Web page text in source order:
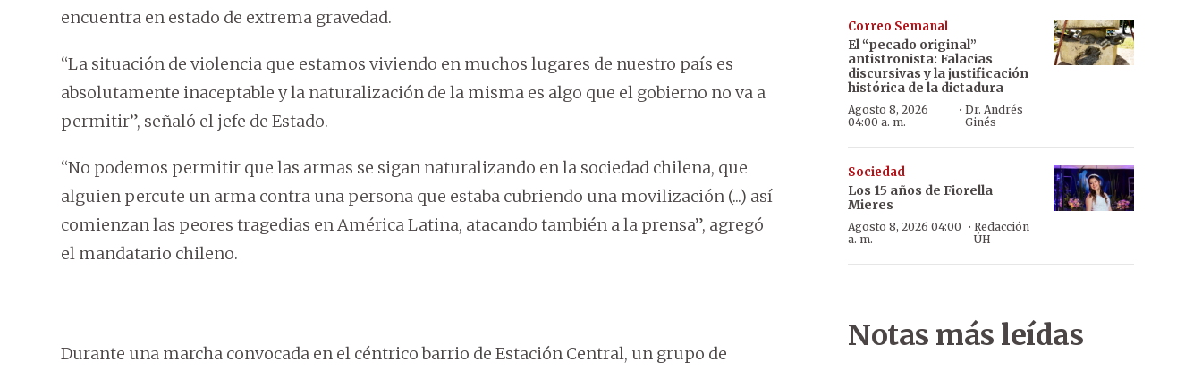
encuentra en estado de extrema gravedad.
“La situación de violencia que estamos viviendo en muchos lugares de nuestro país es
absolutamente inaceptable y la naturalización de la misma es algo que el gobierno no va a
permitir”, señaló el jefe de Estado.
“No podemos permitir que las armas se sigan naturalizando en la sociedad chilena, que
alguien percute un arma contra una persona que estaba cubriendo una movilización (...) así
comienzan las peores tragedias en América Latina, atacando también a la prensa”, agregó
el mandatario chileno.
Durante una marcha convocada en el céntrico barrio de Estación Central, un grupo de
Correo Semanal
El “pecado original”
antistronista: Falacias
discursivas y la justificación
histórica de la dictadura
Agosto 8, 2026
04:00 a. m.
·Dr. Andrés
Ginés
Sociedad
Los 15 años de Fiorella
Mieres
Agosto 8, 2026 04:00
a. m.
· Redacción
ÚH
Notas más leídas